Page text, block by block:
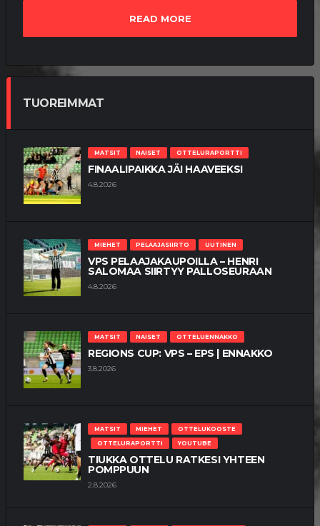
READ MORE
TUOREIMMAT
MATSIT NAISET OTTELURAPORTTI
FINAALIPAIKKA JÄI HAAVEEKSI
4.8.2026
MIEHET PELAAJASIIRTO UUTINEN
VPS PELAAJAKAUPOILLA – HENRI
SALOMAA SIIRTYY PALLOSEURAAN
4.8.2026
MATSIT NAISET OTTELUENNAKKO
REGIONS CUP: VPS – EPS | ENNAKKO
3.8.2026
MATSIT MIEHET
OTTELUKOOSTE
OTTELURAPORTTI
YOUTUBE
TIUKKA OTTELU RATKESI YHTEEN
POMPPUUN
2.8.2026